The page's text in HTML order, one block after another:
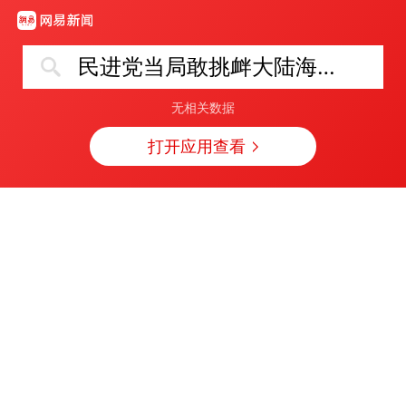
民进党当局敢挑衅大陆海警必担后果
无相关数据
打开应用查看